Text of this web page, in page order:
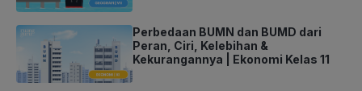
Perbedaan BUMN dan BUMD dari
Peran, Ciri, Kelebihan &
Kekurangannya | Ekonomi Kelas 11